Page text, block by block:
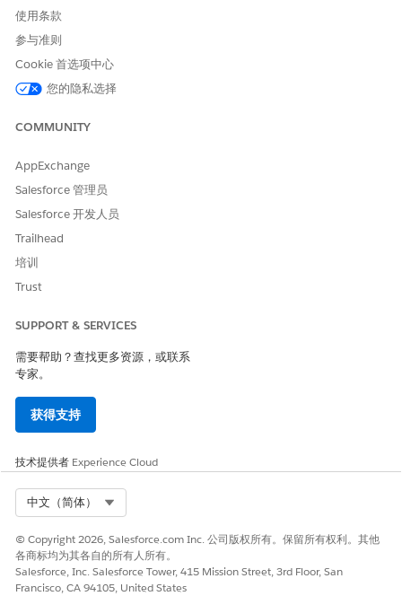
Tableau Server。请查看
凭据。
在 Tableau Desktop 中，
将数据源发布到
在 Tableau Prep Builder（或 Web 创作）中，
到发布的数据源
知识文章编号
请与我们共享您的想法，以便我们进行改进！
使用条款
参与准则
Cookie 首选项中心
您的隐私选择
COMMUNITY
AppExchange
Salesforce 管理员
Salesforce 开发人员
Trailhead
培训
Trust
SUPPORT & SERVICES
需要帮助？查找更多资源，或联系
专家。
获得支持
技术提供者 Experience Cloud
中文（简体）
© Copyright 2026, Salesforce.com Inc. 公司版权所有。保留所有权利。其他
各商标均为其各自的所有人所有。
Salesforce, Inc. Salesforce Tower, 415 Mission Street, 3rd Floor, San
Francisco, CA 94105, United States